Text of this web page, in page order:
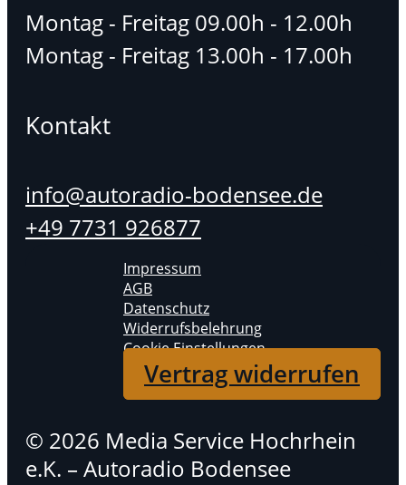
Montag - Freitag 09.00h - 12.00h
Montag - Freitag 13.00h - 17.00h
Kontakt
info@autoradio-bodensee.de
+49 7731 926877
Impressum
AGB
Datenschutz
Widerrufsbelehrung
Cookie Einstellungen
Vertrag widerrufen
© 2026 Media Service Hochrhein
e.K. – Autoradio Bodensee